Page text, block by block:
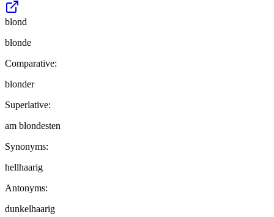
blond
blonde
Comparative:
blonder
Superlative:
am blondesten
Synonyms:
hellhaarig
Antonyms:
dunkelhaarig